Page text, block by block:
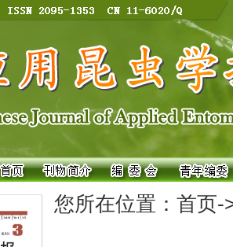
您所在位置： 首页-